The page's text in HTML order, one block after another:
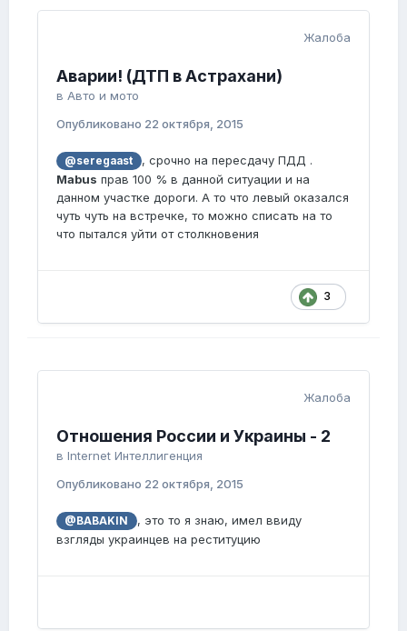
Жалоба
Аварии! (ДТП в Астрахани)
в Авто и мото
Опубликовано 22 октября, 2015
@seregaast
, срочно на пересдачу ПДД .
Mabus прав 100 % в данной ситуации и на
данном участке дороги. А то что левый оказался
чуть чуть на встречке, то можно списать на то
что пытался уйти от столкновения
3
Жалоба
Отношения России и Украины - 2
в Internet Интеллигенция
Опубликовано 22 октября, 2015
@BABAKIN
, это то я знаю, имел ввиду
взгляды украинцев на реституцию